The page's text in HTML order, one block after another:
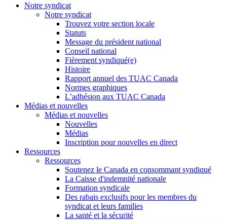
Notre syndicat
Notre syndicat
Trouvez votre section locale
Statuts
Message du président national
Conseil national
Fièrement syndiqué(e)
Histoire
Rapport annuel des TUAC Canada
Normes graphiques
L’adhésion aux TUAC Canada
Médias et nouvelles
Médias et nouvelles
Nouvelles
Médias
Inscription pour nouvelles en direct
Ressources
Ressources
Soutenez le Canada en consommant syndiqué
La Caisse d'indemnité nationale
Formation syndicale
Des rabais exclusifs pour les membres du
syndicat et leurs families
La santé et la sécurité